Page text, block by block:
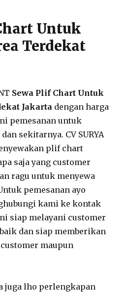
Untuk
Terdekat
Sewa Plif Chart Untuk
Jakarta dengan harga
pemesanan untuk
sekitarnya. CV SURYA
plif chart
saja yang customer
ragu untuk menyewa
pemesanan ayo
kami ke kontak
siap melayani customer
dan siap memberikan
maupun
juga lho perlengkapan